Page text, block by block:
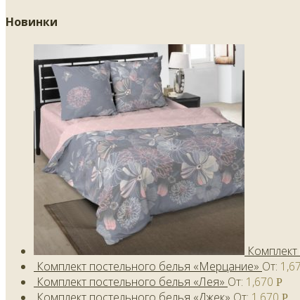
Новинки
Комплект постельного белья «Мерцание» От:
Комплект постельного белья «Лея» От: 1,670 Р